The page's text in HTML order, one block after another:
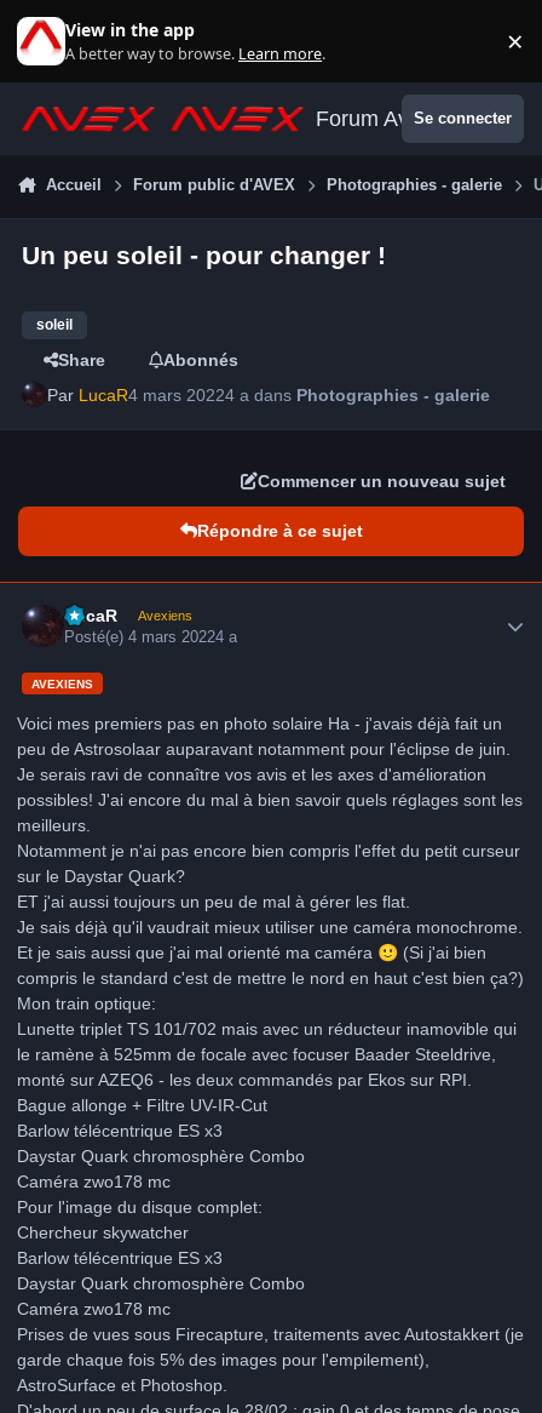
View in the app
A better way to browse. Learn more. ×
Forum AvexSe connecter
Accueil Forum public d'AVEX Photographies - galerie
Un peu soleil - pour changer !
soleil
Share
Abonnés
Par LucaR4 mars 20224 a dans Photographies - galerie
Commencer un nouveau sujet
Répondre à ce sujet
LucaR Avexiens
Posté(e)4 mars 20224 a
AVEXIENS
Voici mes premiers pas en photo solaire Ha - j'avais déjà fait un
peu de Astrosolaar auparavant notamment pour l'éclipse de juin.
Je serais ravi de connaître vos avis et les axes d'amélioration
possibles! J'ai encore du mal à bien savoir quels réglages sont les
meilleurs.
Notamment je n'ai pas encore bien compris l'effet du petit curseur
sur le Daystar Quark?
ET j'ai aussi toujours un peu de mal à gérer les flat.
Je sais déjà qu'il vaudrait mieux utiliser une caméra monochrome.
Et je sais aussi que j'ai mal orienté ma caméra 🙂 (Si j'ai bien
compris le standard c'est de mettre le nord en haut c'est bien ça?)
Mon train optique:
Lunette triplet TS 101/702 mais avec un réducteur inamovible qui
le ramène à 525mm de focale avec focuser Baader Steeldrive,
monté sur AZEQ6 - les deux commandés par Ekos sur RPI.
Bague allonge + Filtre UV-IR-Cut
Barlow télécentrique ES x3
Daystar Quark chromosphère Combo
Caméra zwo178 mc
Pour l'image du disque complet:
Chercheur skywatcher
Barlow télécentrique ES x3
Daystar Quark chromosphère Combo
Caméra zwo178 mc
Prises de vues sous Firecapture, traitements avec Autostakkert (je
garde chaque fois 5% des images pour l'empilement),
AstroSurface et Photoshop.